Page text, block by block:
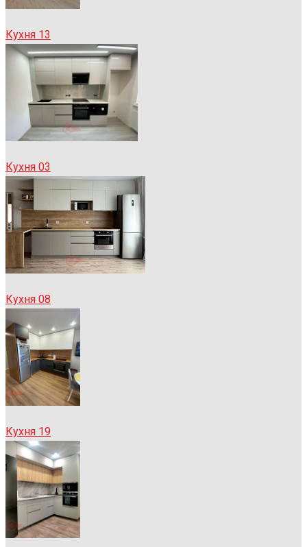
Кухня 13
Кухня 03
Кухня 08
Кухня 19